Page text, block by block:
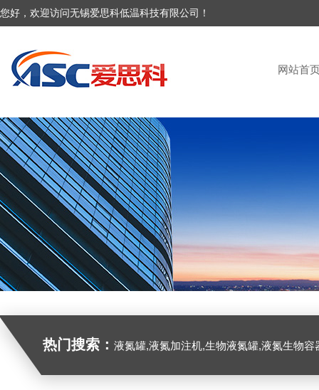
您好，欢迎访问无锡爱思科低温科技有限公司！
网站首
热门搜索： 液氮罐,液氮加注机,生物液氮罐,液氮生物容器,